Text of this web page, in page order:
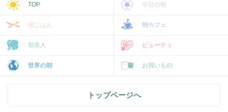
TOP 今日の朝
朝ごはん 朝カフェ
朝美人 ビューティ
世界の朝 お買いもの
トップページへ